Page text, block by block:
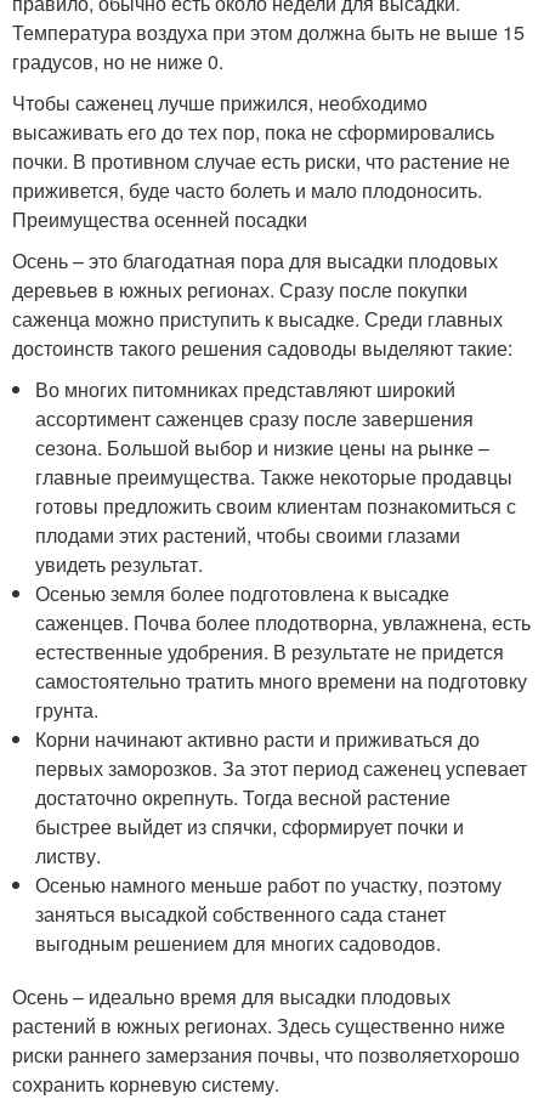
Температура воздуха при этом должна быть не выше 15
градусов, но не ниже 0.
Чтобы саженец лучше прижился, необходимо
высаживать его до тех пор, пока не сформировались
почки. В противном случае есть риски, что растение не
приживется, буде часто болеть и мало плодоносить.
Преимущества осенней посадки
Осень – это благодатная пора для высадки плодовых
деревьев в южных регионах. Сразу после покупки
саженца можно приступить к высадке. Среди главных
достоинств такого решения садоводы выделяют такие:
Во многих питомниках представляют широкий
ассортимент саженцев сразу после завершения
сезона. Большой выбор и низкие цены на рынке –
главные преимущества. Также некоторые продавцы
готовы предложить своим клиентам познакомиться с
плодами этих растений, чтобы своими глазами
увидеть результат.
Осенью земля более подготовлена к высадке
саженцев. Почва более плодотворна, увлажнена, есть
естественные удобрения. В результате не придется
самостоятельно тратить много времени на подготовку
грунта.
Корни начинают активно расти и приживаться до
первых заморозков. За этот период саженец успевает
достаточно окрепнуть. Тогда весной растение
быстрее выйдет из спячки, сформирует почки и
листву.
Осенью намного меньше работ по участку, поэтому
заняться высадкой собственного сада станет
выгодным решением для многих садоводов.
Осень – идеально время для высадки плодовых
растений в южных регионах. Здесь существенно ниже
риски раннего замерзания почвы, что позволяетхорошо
сохранить корневую систему.